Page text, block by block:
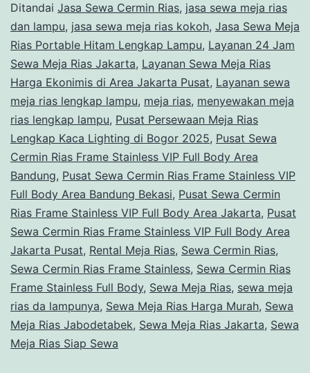
Kaca
Lighting
di
Bogor
2025
Ditandai Jasa Sewa Cermin Rias, jasa sewa meja rias
dan lampu, jasa sewa meja rias kokoh, Jasa Sewa Meja
Rias Portable Hitam Lengkap Lampu, Layanan 24 Jam
Sewa Meja Rias Jakarta, Layanan Sewa Meja Rias
Harga Ekonimis di Area Jakarta Pusat, Layanan sewa
meja rias lengkap lampu, meja rias, menyewakan meja
rias lengkap lampu, Pusat Persewaan Meja Rias
Lengkap Kaca Lighting di Bogor 2025, Pusat Sewa
Cermin Rias Frame Stainless VIP Full Body Area
Bandung, Pusat Sewa Cermin Rias Frame Stainless VIP
Full Body Area Bandung Bekasi, Pusat Sewa Cermin
Rias Frame Stainless VIP Full Body Area Jakarta, Pusat
Sewa Cermin Rias Frame Stainless VIP Full Body Area
Jakarta Pusat, Rental Meja Rias, Sewa Cermin Rias,
Sewa Cermin Rias Frame Stainless, Sewa Cermin Rias
Frame Stainless Full Body, Sewa Meja Rias, sewa meja
rias da lampunya, Sewa Meja Rias Harga Murah, Sewa
Meja Rias Jabodetabek, Sewa Meja Rias Jakarta, Sewa
Meja Rias Siap Sewa